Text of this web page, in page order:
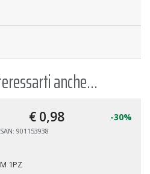
anche...
€ 0,98 -30%
901153938
1PZ